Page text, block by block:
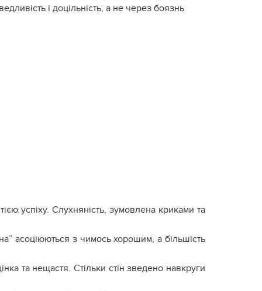
і доцільність, а не через боязнь
успіху. Слухняність, зумовлена криками та
асоціюються з чимось хорошим, а більшість
та нещастя. Стільки стін зведено навкруги